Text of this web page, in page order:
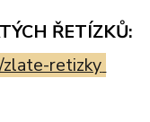
ŘETÍZKŮ:
retizky